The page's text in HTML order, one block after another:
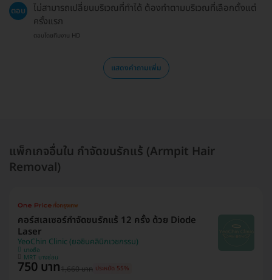
ตอบ
ไม่สามารถเปลี่ยนบริเวณที่ทำได้ ต้องทำตามบริเวณที่เลือกตั้งแต่
ครั้งแรก
ตอบโดยทีมงาน HD
แสดงคำถามเพิ่ม
แพ็กเกจอื่นใน กำจัดขนรักแร้ (Armpit Hair
Removal)
คอร์สเลเซอร์กำจัดขนรักแร้ 12 ครั้ง ด้วย Diode
Laser
YeoChin Clinic (ยอชินคลินิกเวชกรรม)
บางซื่อ
MRT บางซ่อน
750 บาท1,660 บาท ประหยัด 55%